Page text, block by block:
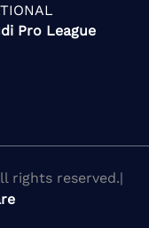
Pro League
rights reserved.|